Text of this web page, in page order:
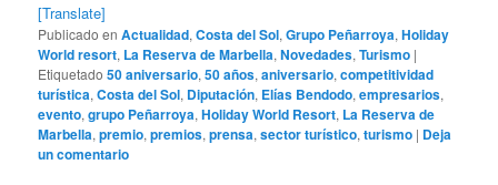
[Translate]
Publicado en Actualidad,Costa del Sol,Grupo Peñarroya,Holiday
World resort, La Reserva de Marbella,Novedades,Turismo |
Etiquetado 50 aniversario,50 años,aniversario,competitividad
turística,Costa del Sol, Diputación, Elías Bendodo,empresarios,
evento,grupo Peñarroya,Holiday World Resort, La Reserva de
Marbella,premio,premios,prensa,sector turístico,turismo | Deja
un comentario